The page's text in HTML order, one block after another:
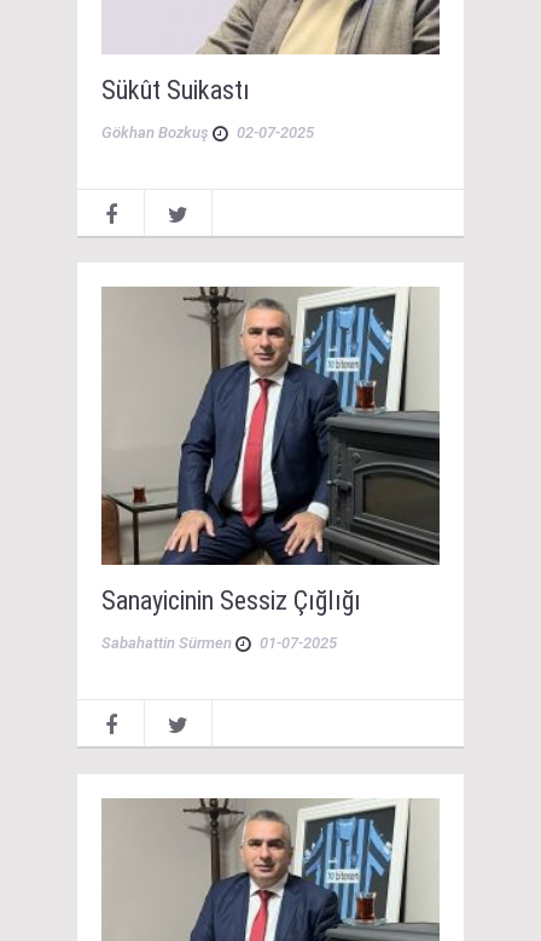
Sükût Suikastı
Gökhan Bozkuş 02-07-2025
Sanayicinin Sessiz Çığlığı
Sabahattin Sürmen 01-07-2025